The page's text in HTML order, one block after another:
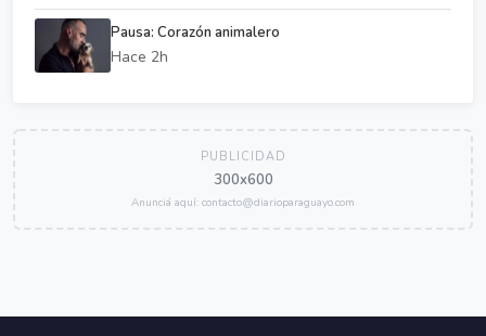
Pausa: Corazón animalero
Hace 2h
PUBLICIDAD
300x600
Anunciá aquí: contacto@diarioparaguayo.com